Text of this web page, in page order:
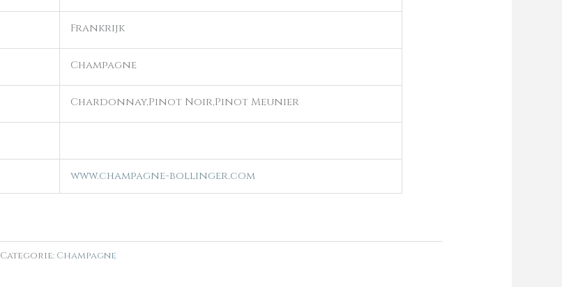
Frankrijk
Champagne
Chardonnay,Pinot Noir,Pinot Meunier
www.champagne-bollinger.com
Categorie: Champagne